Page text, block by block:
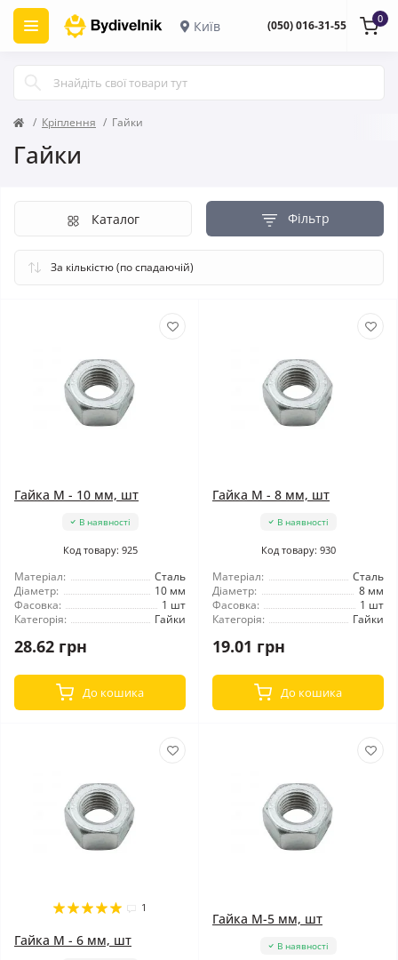
Київ (050) 016-31-55 0
Кріплення Гайки
Гайки
Фільтр
Каталог
Гайка М - 10 мм, шт
В наявності
Код товару: 925
Матеріал:
Сталь
Діаметр:
10 мм
Фасовка:
1 шт
Категорія:
Гайки
28.62 грн
До кошика
Гайка М - 8 мм, шт
В наявності
Код товару: 930
Матеріал:
Сталь
Діаметр:
8 мм
Фасовка:
1 шт
Категорія:
Гайки
19.01 грн
До кошика
1
Гайка М - 6 мм, шт
Гайка М-5 мм, шт
В наявності